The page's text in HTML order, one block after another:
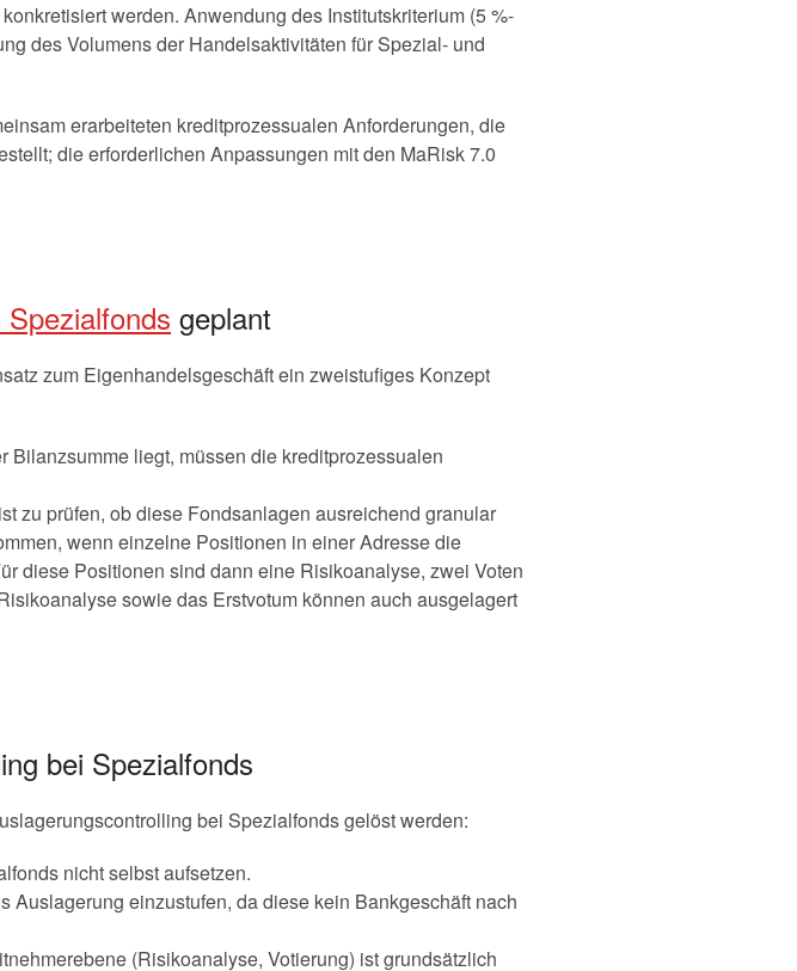
werden. Anwendung des Institutskriterium (5 %-
des Volumens der Handelsaktivitäten für Spezial- und
erarbeiteten kreditprozessualen Anforderungen, die
die erforderlichen Anpassungen mit den MaRisk 7.0
geplant
zum Eigenhandelsgeschäft ein zweistufiges Konzept
liegt, müssen die kreditprozessualen
zu prüfen, ob diese Fondsanlagen ausreichend granular
wenn einzelne Positionen in einer Adresse die
diese Positionen sind dann eine Risikoanalyse, zwei Voten
sowie das Erstvotum können auch ausgelagert
bei Spezialfonds
bei Spezialfonds gelöst werden:
nicht selbst aufsetzen.
Auslagerung einzustufen, da diese kein Bankgeschäft nach
(Risikoanalyse, Votierung) ist grundsätzlich